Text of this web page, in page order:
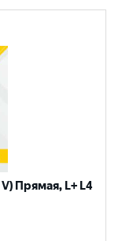
Прямая, L+ L4